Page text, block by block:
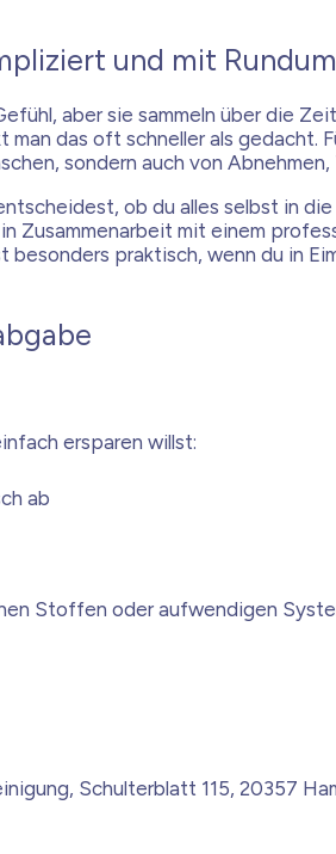
und mit
aber sie sammeln über die
das oft schneller als gedacht.
sondern auch von
ob du alles selbst in
mit einem
besonders praktisch, wenn du in
ersparen willst:
ab
Stoffen oder aufwendigen
Schulterblatt 115, 20357